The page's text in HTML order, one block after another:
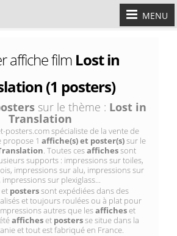
MENU
affiche film Lost in
(1 posters)
sur le thème : Lost in
Translation
posters.com spécialiste de la vente de
1 affiche(s) et poster(s)sur le
. Toutes cesaffichessont
supports : impressions sur toiles,
impressions sur alu, impressions sur
impressions sur plexiglass...
et posterssont expédiées dans des
et toujours roulées ou à plat pour
autres que lesafficheset
afficheset postersse situe dans la
et tout est fabriqué en France.